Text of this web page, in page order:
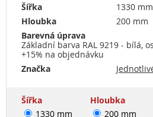
Šířka
1330 mm
Hloubka
200 mm
Barevná úprava
Základní barva RAL 9219 - bílá,
+15% na objednávku
Značka
Šířka
1330 mm
Hloubka
200 mm